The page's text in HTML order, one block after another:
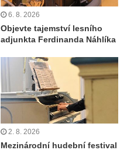
6. 8. 2026
Objevte tajemství lesního
adjunkta Ferdinanda Náhlíka
2. 8. 2026
Mezinárodní hudební festival